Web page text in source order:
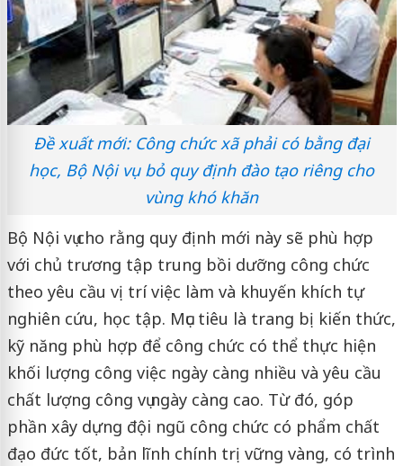
Đề xuất mới: Công chức xã phải có bằng đại
học, Bộ Nội vụ bỏ quy định đào tạo riêng cho
vùng khó khăn
Bộ Nội vụ cho rằng quy định mới này sẽ phù hợp
với chủ trương tập trung bồi dưỡng công chức
theo yêu cầu vị trí việc làm và khuyến khích tự
nghiên cứu, học tập. Mục tiêu là trang bị kiến thức,
kỹ năng phù hợp để công chức có thể thực hiện
khối lượng công việc ngày càng nhiều và yêu cầu
chất lượng công vụ ngày càng cao. Từ đó, góp
phần xây dựng đội ngũ công chức có phẩm chất
đạo đức tốt, bản lĩnh chính trị vững vàng, có trình